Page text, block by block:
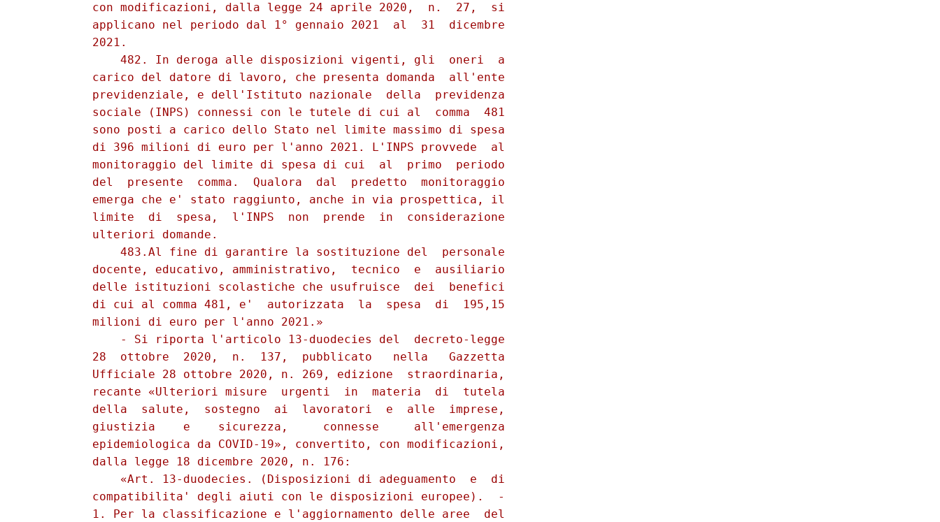
          con modificazioni, dalla legge 24 aprile 2020,  n.  27,  si
          applicano nel periodo dal 1° gennaio 2021  al  31  dicembre
          2021.
              482. In deroga alle disposizioni vigenti, gli  oneri  a
          carico del datore di lavoro, che presenta domanda  all'ente
          previdenziale, e dell'Istituto nazionale  della  previdenza
          sociale (INPS) connessi con le tutele di cui al  comma  481
          sono posti a carico dello Stato nel limite massimo di spesa
          di 396 milioni di euro per l'anno 2021. L'INPS provvede  al
          monitoraggio del limite di spesa di cui  al  primo  periodo
          del  presente  comma.  Qualora  dal  predetto  monitoraggio
          emerga che e' stato raggiunto, anche in via prospettica, il
          limite  di  spesa,  l'INPS  non  prende  in  considerazione
          ulteriori domande.
              483.Al fine di garantire la sostituzione del  personale
          docente, educativo, amministrativo,  tecnico  e  ausiliario
          delle istituzioni scolastiche che usufruisce  dei  benefici
          di cui al comma 481, e'  autorizzata  la  spesa  di  195,15
          milioni di euro per l'anno 2021.»
              - Si riporta l'articolo 13-duodecies del  decreto-legge
          28  ottobre  2020,  n.  137,  pubblicato   nella   Gazzetta
          Ufficiale 28 ottobre 2020, n. 269, edizione  straordinaria,
          recante «Ulteriori misure  urgenti  in  materia  di  tutela
          della  salute,  sostegno  ai  lavoratori  e  alle  imprese,
          giustizia    e    sicurezza,     connesse     all'emergenza
          epidemiologica da COVID-19», convertito, con modificazioni,
          dalla legge 18 dicembre 2020, n. 176:
              «Art. 13-duodecies. (Disposizioni di adeguamento  e  di
          compatibilita' degli aiuti con le disposizioni europee).  -
          1. Per la classificazione e l'aggiornamento delle aree  del